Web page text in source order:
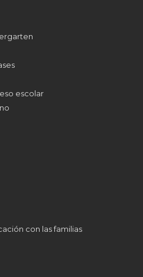
escolar
con las familias